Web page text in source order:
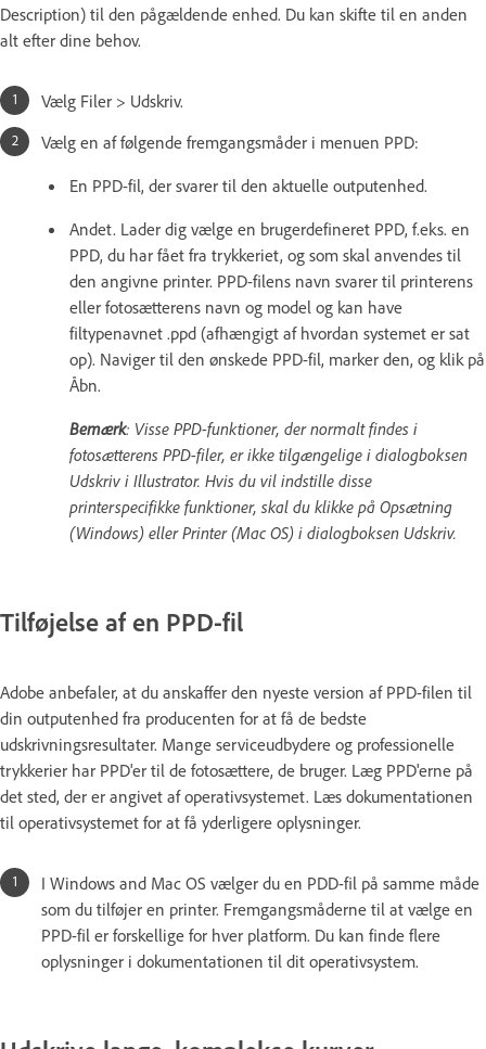
Description) til den pågældende enhed. Du kan skifte til en anden
alt efter dine behov.
Vælg Filer > Udskriv.
Vælg en af følgende fremgangsmåder i menuen PPD:
En PPD-fil, der svarer til den aktuelle outputenhed.
Andet. Lader dig vælge en brugerdefineret PPD, f.eks. en
PPD, du har fået fra trykkeriet, og som skal anvendes til
den angivne printer. PPD-filens navn svarer til printerens
eller fotosætterens navn og model og kan have
filtypenavnet .ppd (afhængigt af hvordan systemet er sat
op). Naviger til den ønskede PPD-fil, marker den, og klik på
Åbn.
Bemærk: Visse PPD-funktioner, der normalt findes i
fotosætterens PPD-filer, er ikke tilgængelige i dialogboksen
Udskriv i Illustrator. Hvis du vil indstille disse
printerspecifikke funktioner, skal du klikke på Opsætning
(Windows) eller Printer (Mac OS) i dialogboksen Udskriv.
Tilføjelse af en PPD-fil
Adobe anbefaler, at du anskaffer den nyeste version af PPD-filen til
din outputenhed fra producenten for at få de bedste
udskrivningsresultater. Mange serviceudbydere og professionelle
trykkerier har PPD'er til de fotosættere, de bruger. Læg PPD'erne på
det sted, der er angivet af operativsystemet. Læs dokumentationen
til operativsystemet for at få yderligere oplysninger.
I Windows and Mac OS vælger du en PDD-fil på samme måde
som du tilføjer en printer. Fremgangsmåderne til at vælge en
PPD-fil er forskellige for hver platform. Du kan finde flere
oplysninger i dokumentationen til dit operativsystem.